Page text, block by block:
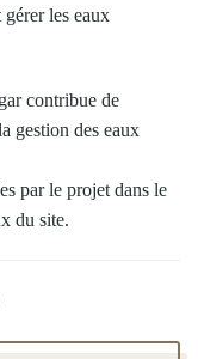
les eaux
contribue de
gestion des eaux
par le projet dans le
du site.